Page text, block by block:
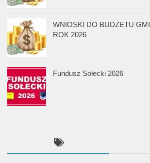
WNIOSKI DO BUDŻETU
ROK 2026
Fundusz Sołecki 2026